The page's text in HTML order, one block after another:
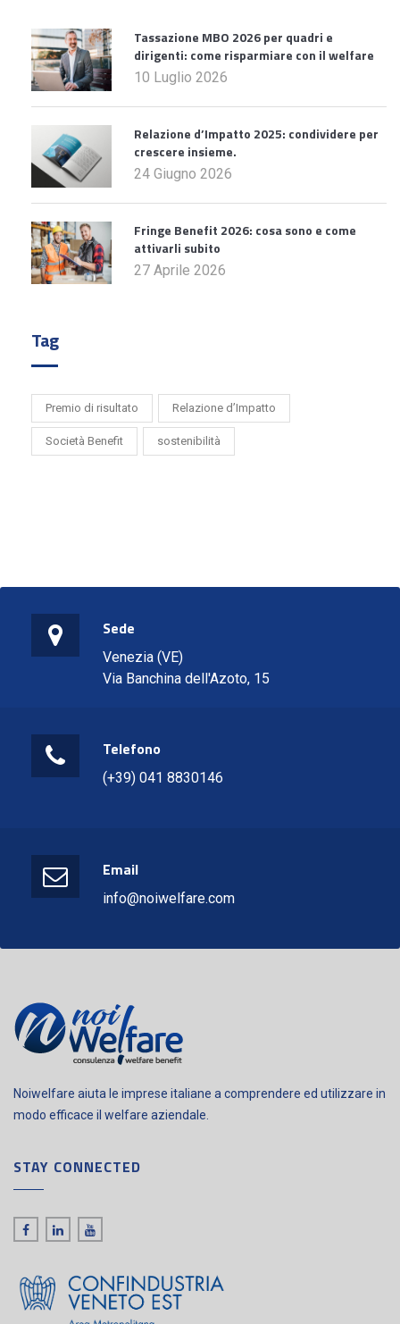
Tassazione MBO 2026 per quadri e
dirigenti: come risparmiare con il welfare
10 Luglio 2026
Relazione d’Impatto 2025: condividere per
crescere insieme.
24 Giugno 2026
Fringe Benefit 2026: cosa sono e come
attivarli subito
27 Aprile 2026
Tag
Premio di risultato Relazione d’Impatto
Società Benefit sostenibilità
Sede
Venezia (VE)
Via Banchina dell'Azoto, 15
Telefono
(+39) 041 8830146
Email
info@noiwelfare.com
Noiwelfare aiuta le imprese italiane a comprendere ed utilizzare in
modo efficace il welfare aziendale.
STAY CONNECTED